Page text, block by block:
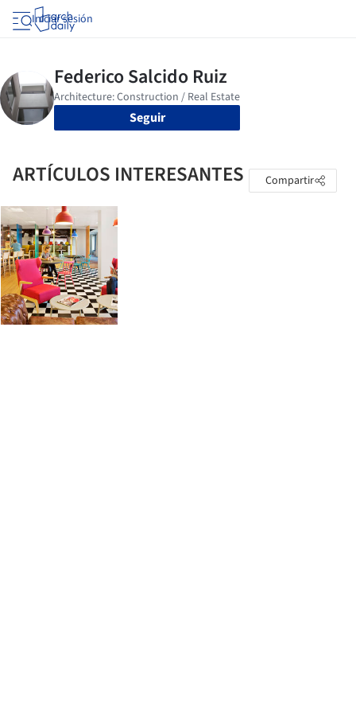
Iniciar sesión
Seguir
ARTÍCULOS INTERESANTES Compartir